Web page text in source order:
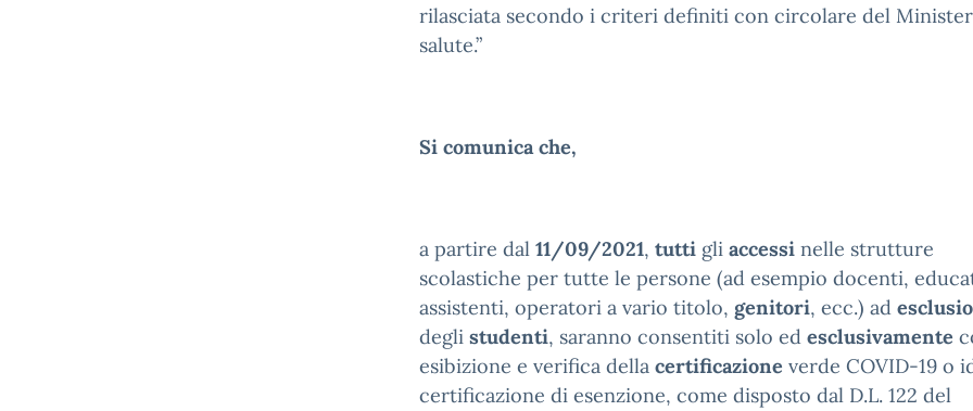
rilasciata secondo i criteri definiti con circolare del
salute.”
Si comunica che,
a partire dal 11/09/2021, tutti gli accessi nelle strutture
scolastiche per tutte le persone (ad esempio docenti,
assistenti, operatori a vario titolo, genitori, ecc.) ad
degli studenti, saranno consentiti solo ed esclusivamente
esibizione e verifica della certificazione verde COVID-19 o
certificazione di esenzione, come disposto dal D.L. 122 del